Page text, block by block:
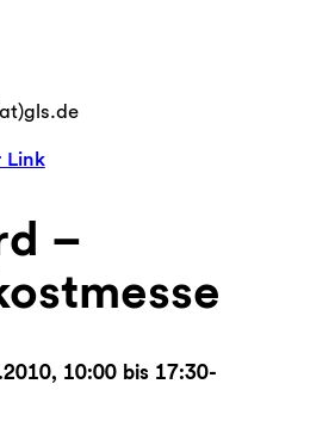
Link
–
10:00 bis 17:30-